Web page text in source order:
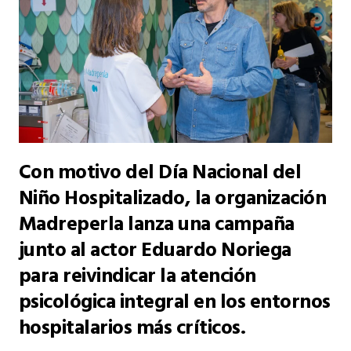
Con motivo del Día Nacional del
Niño Hospitalizado, la organización
Madreperla lanza una campaña
junto al actor Eduardo Noriega
para reivindicar la atención
psicológica integral en los entornos
hospitalarios más críticos.